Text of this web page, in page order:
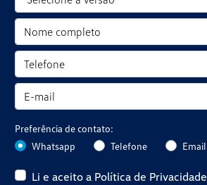
Preferência de contato:
Whatsapp
Telefone Email
Li e aceito a Política de Privacidade